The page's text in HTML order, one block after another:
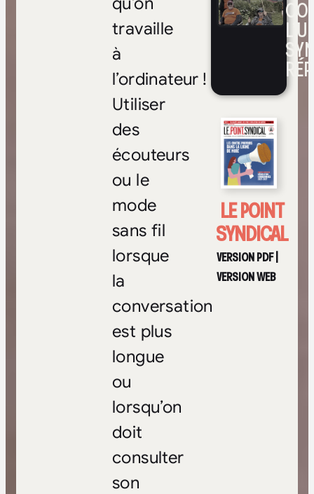
LE POINT
SYNDICAL
VERSION PDF|
VERSION WEB
travaille
à
l’ordinateur !
Utiliser
des
écouteurs
ou le
mode
sans fil
lorsque
la
conversation
est plus
longue
ou
lorsqu’on
doit
consulter
son